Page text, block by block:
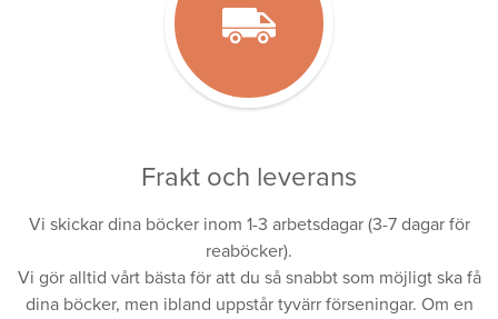
Frakt och leverans
Vi skickar dina böcker inom 1-3 arbetsdagar (3-7 dagar för
reaböcker).
Vi gör alltid vårt bästa för att du så snabbt som möjligt ska få
dina böcker, men ibland uppstår tyvärr förseningar. Om en